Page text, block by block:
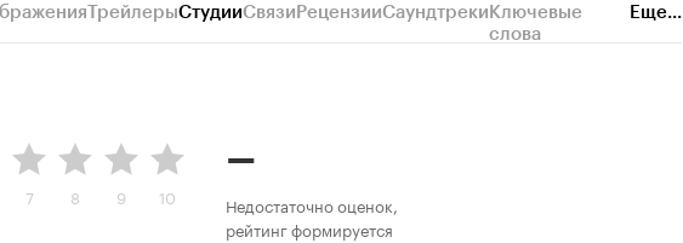
ТрейлерыСтудииСвязиРецензииСаундтрекиКлючевые
слова
Еще...
7 8 9 10
–
Недостаточно оценок,
рейтинг формируется